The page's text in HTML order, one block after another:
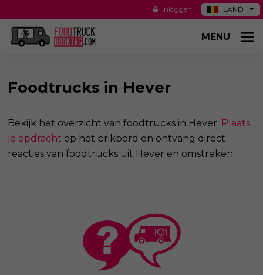
LAND
ES
Inloggen
MENU
Foodtrucks in Hever
Bekijk het overzicht van foodtrucks in Hever. Plaats
je opdracht op het prikbord en ontvang direct
reacties van foodtrucks uit Hever en omstreken.